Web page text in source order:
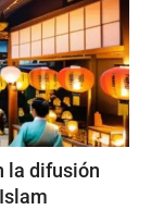
la difusión